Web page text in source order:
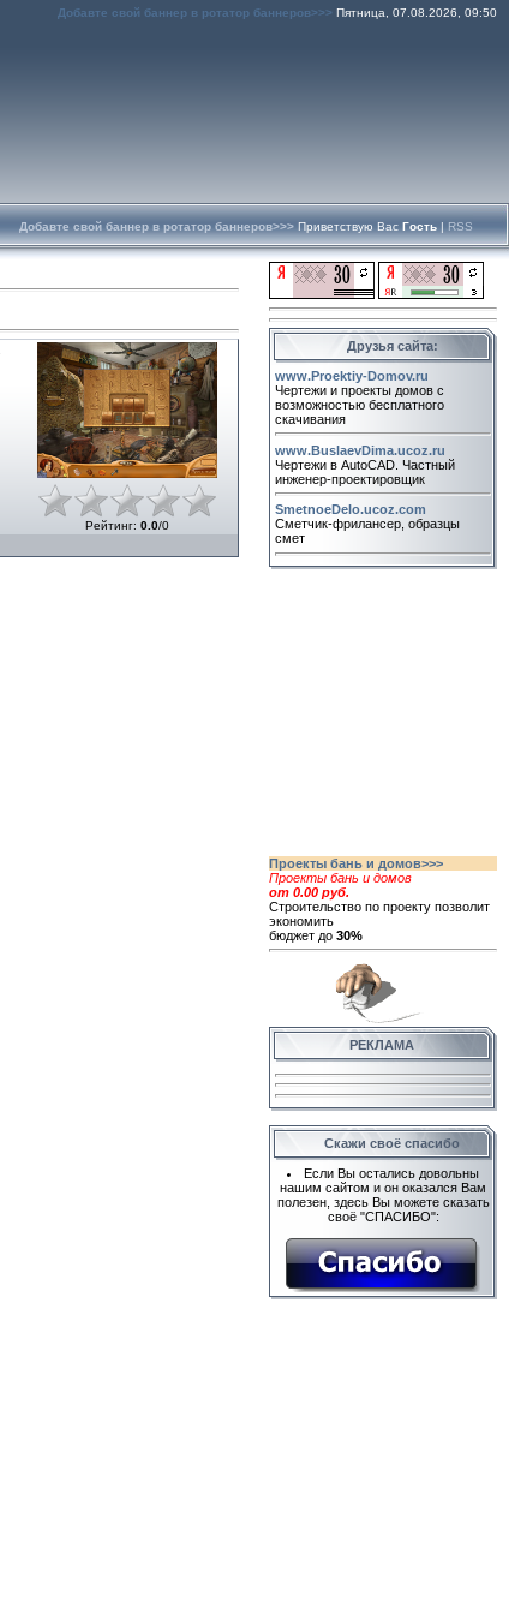
Добавте свой баннер в ротатор баннеров>>> Пятница, 07.08.2026, 09:50
Добавте свой баннер в ротатор баннеров>>> Приветствую Вас Гость | RSS
Рейтинг: 0.0/0
Друзья сайта:
www.Proektiy-Domov.ru
Чертежи и проекты домов с
возможностью бесплатного
скачивания
www.BuslaevDima.ucoz.ru
Чертежи в AutoCAD. Частный
инженер-проектировщик
SmetnoeDelo.ucoz.com
Сметчик-фрилансер, образцы
смет
Проекты бань и домов>>>
Проекты бань и домов
от 0.00 руб.
Строительство по проекту позволит
экономить
бюджет до 30%
РЕКЛАМА
Скажи своё спасибо
Если Вы остались довольны
нашим сайтом и он оказался Вам
полезен, здесь Вы можете сказать
своё "СПАСИБО":